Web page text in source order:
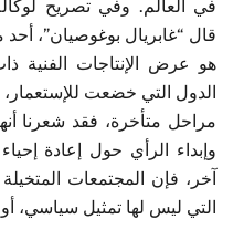
في العالم. وفي تصريح لوكالة
قال “غابريال بوغوصيان”،
هو عرض الإنتاجات الفنية
الدول التي خضعت
مراحل متأخرة، فقد شعرنا
وإبداء الرأي حول إعادة
آخر، فإن المجتمعات
التي ليس لها تمثيل سياسي،